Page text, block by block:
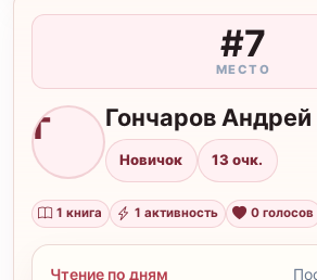
#7
МЕСТО
Г Гончаров Андрей
Новичок 13 очк.
1 книга 1 активность 0 голосов
Чтение по дням